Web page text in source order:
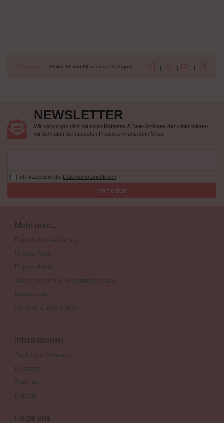
Übersicht | Artikel 12 von 20 in dieser Kategorie | | |
NEWSLETTER
Wir versorgen dich mit tollen Rabatten & Sale-Aktionen dazu informieren
wir dich über die neuesten Produkte in unserem Shop.
Ich akzeptiere die Datenschutzrichtlinien
Anmelden
Mehr über...
Datenschutzerklärung
Unsere AGB
Puppen-Markt
Widerrufsrecht & Widerrufsformular
Impressum
Cookie Einstellungen
Informationen
Zahlung & Versand
Lieferzeit
Sitemap
Kontakt
Folge uns